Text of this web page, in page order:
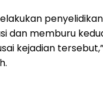
dan memburu
kejadian